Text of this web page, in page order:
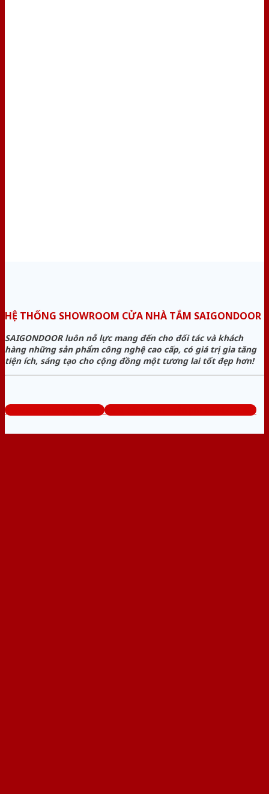
HỆ THỐNG SHOWROOM CỬA NHÀ TẮM SAIGONDOOR
SAIGONDOOR luôn nỗ lực mang đến cho đối tác và khách
hàng những sản phẩm công nghệ cao cấp, có giá trị gia tăng
tiện ích, sáng tạo cho cộng đồng một tương lai tốt đẹp hơn!
www.cuanhuavango.com Tổng đài tư vấn miễn phí: 0824.400.400